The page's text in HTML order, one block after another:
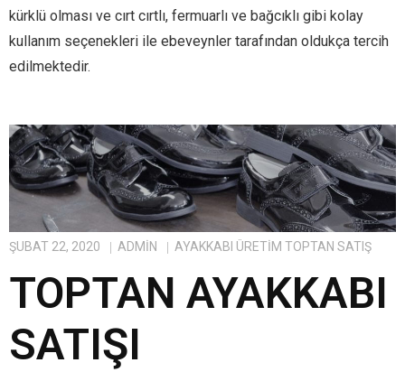
kürklü olması ve cırt cırtlı, fermuarlı ve bağcıklı gibi kolay
kullanım seçenekleri ile ebeveynler tarafından oldukça tercih
edilmektedir.
ŞUBAT 22, 2020 ADMIN AYAKKABI ÜRETIM TOPTAN SATIŞ
TOPTAN AYAKKABI
SATIŞI